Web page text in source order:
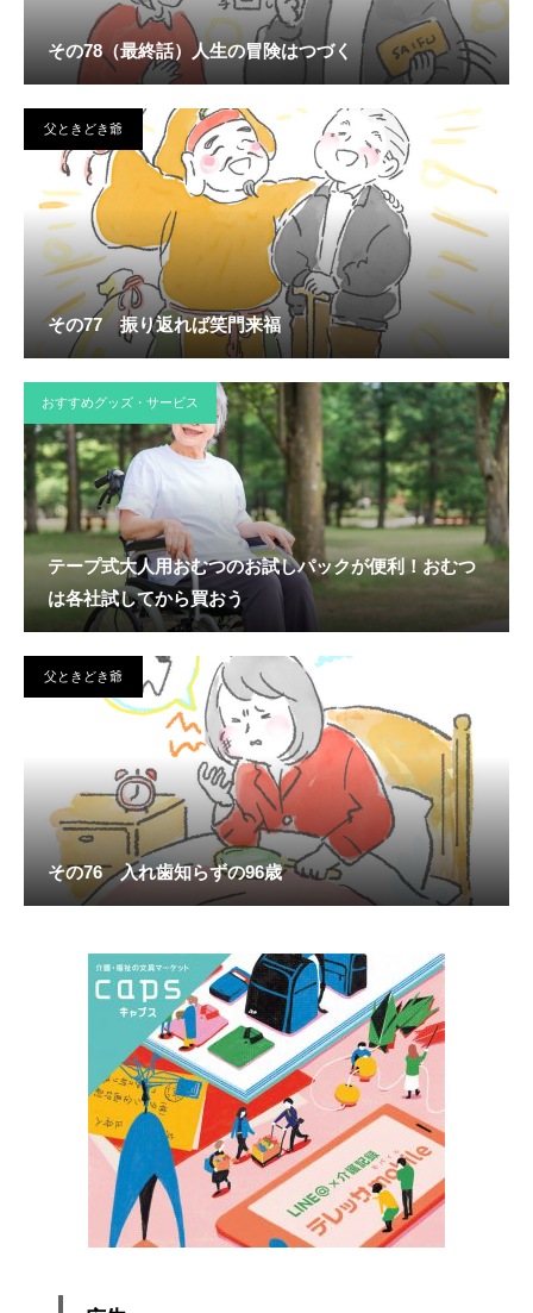
その78（最終話）人生の冒険はつづく
父ときどき爺
その77 振り返れば笑門来福
おすすめグッズ・サービス
テープ式大人用おむつのお試しパックが便利！おむつ
は各社試してから買おう
父ときどき爺
その76 入れ歯知らずの96歳